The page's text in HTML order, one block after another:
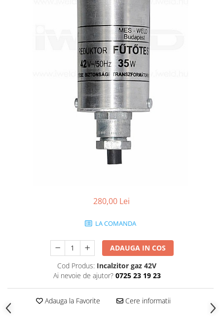
280,00 Lei
LA COMANDA
ADAUGA IN COS
Cod Produs: Incalzitor gaz 42V
Ai nevoie de ajutor? 0725 23 19 23
Adauga la Favorite Cere informatii